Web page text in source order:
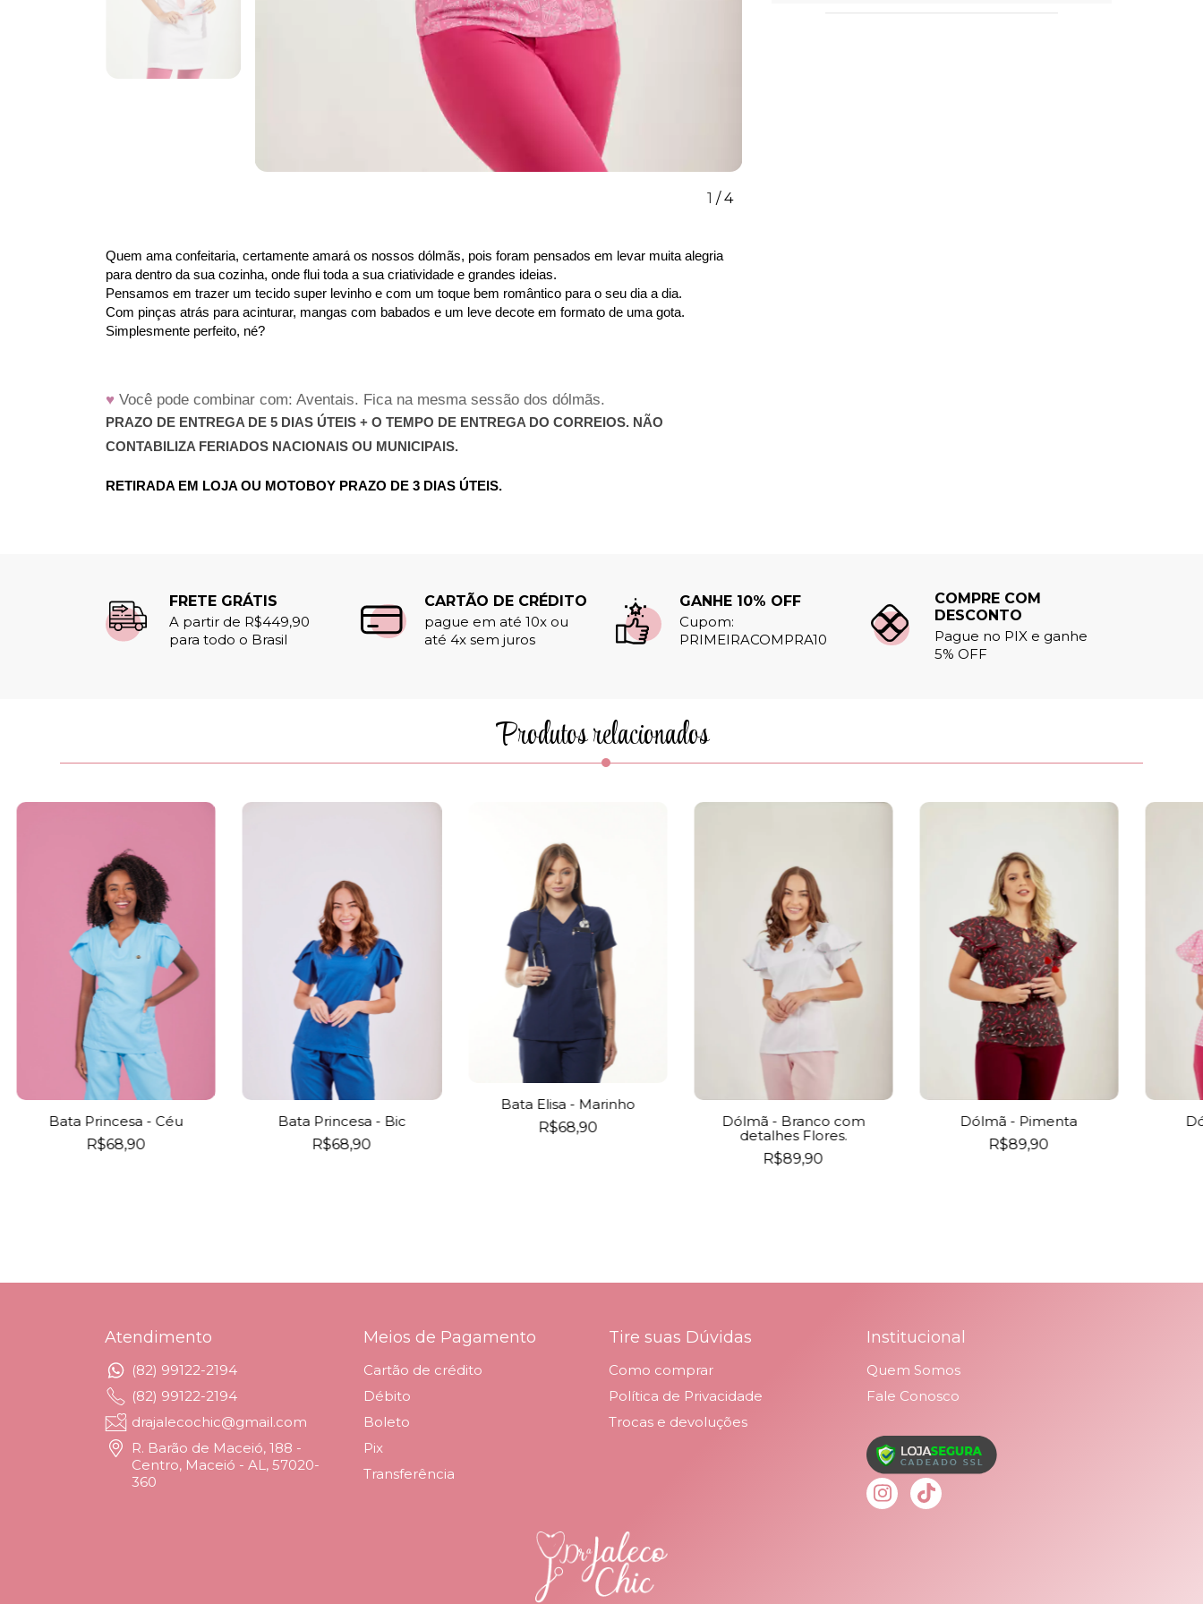
1 /4
Quem ama confeitaria, certamente amará os nossos dólmãs, pois foram pensados em levar muita alegria
para dentro da sua cozinha, onde flui toda a sua criatividade e grandes ideias.
Pensamos em trazer um tecido super levinho e com um toque bem romântico para o seu dia a dia.
Com pinças atrás para acinturar, mangas com babados e um leve decote em formato de uma gota.
Simplesmente perfeito, né?
♥ Você pode combinar com: Aventais. Fica na mesma sessão dos dólmãs.
PRAZO DE ENTREGA DE 5 DIAS ÚTEIS + O TEMPO DE ENTREGA DO CORREIOS. NÃO
CONTABILIZA FERIADOS NACIONAIS OU MUNICIPAIS.
RETIRADA EM LOJA OU MOTOBOY PRAZO DE 3 DIAS ÚTEIS.
FRETE GRÁTIS
A partir de R$449,90
para todo o Brasil
CARTÃO DE CRÉDITO
pague em até 10x ou
até 4x sem juros
GANHE 10% OFF
Cupom:
PRIMEIRACOMPRA10
COMPRE COM
DESCONTO
Pague no PIX e ganhe
5% OFF
Produtos relacionados
Bata Princesa - Céu
R$68,90
Bata Princesa - Bic
R$68,90
Bata Elisa - Marinho
R$68,90
Dólmã - Branco com
detalhes Flores.
R$89,90
Dólmã - Pimenta
R$89,90
Atendimento
(82) 99122-2194
(82) 99122-2194
drajalecochic@gmail.com
R. Barão de Maceió, 188 -
Centro, Maceió - AL, 57020-
360
Meios de Pagamento
Cartão de crédito
Débito
Boleto
Pix
Transferência
Tire suas Dúvidas
Como comprar
Política de Privacidade
Trocas e devoluções
Institucional
Quem Somos
Fale Conosco